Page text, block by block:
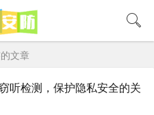
文章
听检测，保护隐私安全的关